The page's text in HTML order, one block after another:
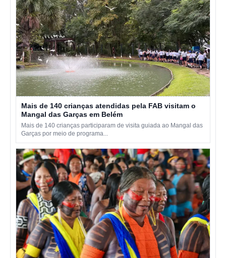
Mais de 140 crianças atendidas pela FAB visitam o
Mangal das Garças em Belém
Mais de 140 crianças participaram de visita guiada ao Mangal das
Garças por meio de programa...